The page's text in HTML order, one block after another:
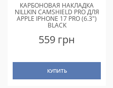
КАРБОНОВАЯ НАКЛАДКА
NILLKIN CAMSHIELD PRO ДЛЯ
APPLE IPHONE 17 PRO (6.3")
BLACK
559 грн
КУПИТЬ